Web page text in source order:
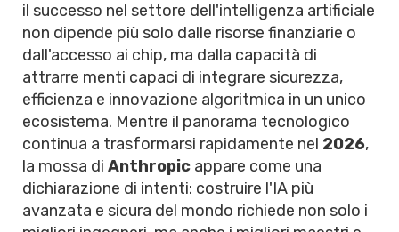
il successo nel settore dell'intelligenza artificiale
non dipende più solo dalle risorse finanziarie o
dall'accesso ai chip, ma dalla capacità di
attrarre menti capaci di integrare sicurezza,
efficienza e innovazione algoritmica in un unico
ecosistema. Mentre il panorama tecnologico
continua a trasformarsi rapidamente nel 2026,
la mossa di Anthropic appare come una
dichiarazione di intenti: costruire l'IA più
avanzata e sicura del mondo richiede non solo i